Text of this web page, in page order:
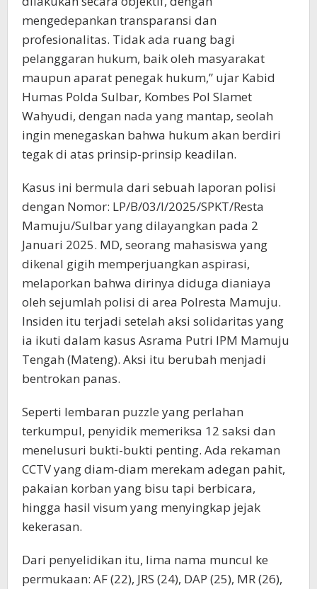
mengedepankan transparansi dan
profesionalitas. Tidak ada ruang bagi
pelanggaran hukum, baik oleh masyarakat
maupun aparat penegak hukum,” ujar Kabid
Humas Polda Sulbar, Kombes Pol Slamet
Wahyudi, dengan nada yang mantap, seolah
ingin menegaskan bahwa hukum akan berdiri
tegak di atas prinsip-prinsip keadilan.
Kasus ini bermula dari sebuah laporan polisi
dengan Nomor: LP/B/03/I/2025/SPKT/Resta
Mamuju/Sulbar yang dilayangkan pada 2
Januari 2025. MD, seorang mahasiswa yang
dikenal gigih memperjuangkan aspirasi,
melaporkan bahwa dirinya diduga dianiaya
oleh sejumlah polisi di area Polresta Mamuju.
Insiden itu terjadi setelah aksi solidaritas yang
ia ikuti dalam kasus Asrama Putri IPM Mamuju
Tengah (Mateng). Aksi itu berubah menjadi
bentrokan panas.
Seperti lembaran puzzle yang perlahan
terkumpul, penyidik memeriksa 12 saksi dan
menelusuri bukti-bukti penting. Ada rekaman
CCTV yang diam-diam merekam adegan pahit,
pakaian korban yang bisu tapi berbicara,
hingga hasil visum yang menyingkap jejak
kekerasan.
Dari penyelidikan itu, lima nama muncul ke
permukaan: AF (22), JRS (24), DAP (25), MR (26),